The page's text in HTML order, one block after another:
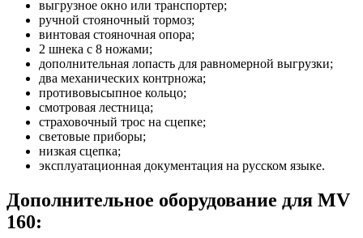
выгрузное окно или транспортер;
ручной стояночный тормоз;
винтовая стояночная опора;
2 шнека с 8 ножами;
дополнительная лопасть для равномерной выгрузки;
два механических контрножа;
противовысыпное кольцо;
смотровая лестница;
страховочный трос на сцепке;
световые приборы;
низкая сцепка;
эксплуатационная документация на русском языке.
Дополнительное оборудование для MV
160: